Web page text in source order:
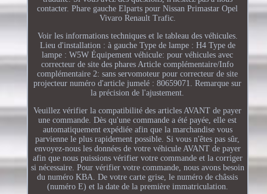
contacter. Phare gauche Elparts pour Nissan Primastar Opel
Vivaro Renault Trafic.
Voir les informations techniques et le tableau des véhicules.
Lieu d'installation : à gauche Type de lampe : H4 Type de
lampe : W5W Équipement véhicule: pour véhicules avec
correcteur de site des phares Article complémentaire/Info
complémentaire 2: sans servomoteur pour correcteur de site
projecteur numéro d'article jumelé : 80659071. Remarque sur
la précision de l'ajustement.
Veuillez vérifier la compatibilité des articles AVANT de payer
une commande. Dès qu'une commande a été payée, elle est
automatiquement expédiée afin que la marchandise vous
parvienne le plus rapidement possible. Si vous n'êtes pas sûr,
envoyez-nous les données de votre véhicule AVANT de payer
afin que nous puissions vérifier votre commande et la corriger
si nécessaire. Pour vérifier votre commande, nous avons besoin
du numéro KBA. De votre carte grise, le numéro de châssis
(numéro E) et la date de la première immatriculation.